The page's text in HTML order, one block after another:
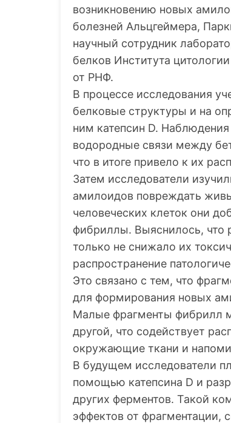
возникновению новых
болезней Альцгеймера,
научный сотрудник
белков Института
от РНФ.
В процессе исследования
белковые структуры и на
ним катепсин D.
водородные связи между
что в итоге привело к их
Затем исследователи
амилоидов повреждать
человеческих клеток они
фибриллы. Выяснилось, что
только не снижало их
распространение
Это связано с тем, что
для формирования новых
Малые фрагменты фибрилл
другой, что содействует
окружающие ткани и
В будущем исследователи
помощью катепсина D и
других ферментов. Такой
эффектов от фрагментации,